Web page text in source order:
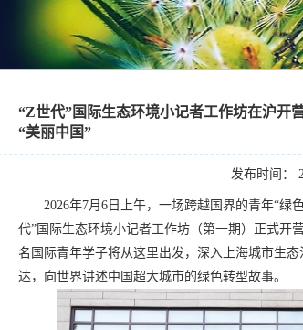
“Z世代”国际生态环境小记者工作坊在沪开
“美丽中国”
发布时间：
2026年7月6日上午，一场跨越国界的青年“绿
代”国际生态环境小记者工作坊（第一期）正式开
名国际青年学子将从这里出发，深入上海城市生
达，向世界讲述中国超大城市的绿色转型故事。